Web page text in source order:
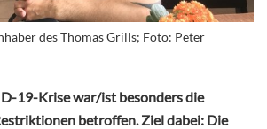
des Thomas Grills; Foto: Peter
19-Krise war/ist besonders die
betroffen. Ziel dabei: Die